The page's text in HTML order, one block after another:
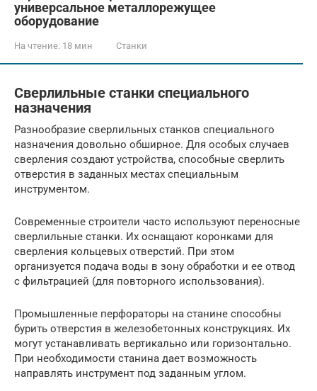
универсальное металлорежущее
оборудование
На чтение: 18 мин Станки
Сверлильные станки специального
назначения
Разнообразие сверлильных станков специального
назначения довольно обширное. Для особых случаев
сверления создают устройства, способные сверлить
отверстия в заданных местах специальным
инструментом.
Современные строители часто используют переносные
сверлильные станки. Их оснащают коронками для
сверления кольцевых отверстий. При этом
организуется подача воды в зону обработки и ее отвод
с фильтрацией (для повторного использования).
Промышленные перфораторы на станине способны
бурить отверстия в железобетонных конструкциях. Их
могут устанавливать вертикально или горизонтально.
При необходимости станина дает возможность
направлять инструмент под заданным углом.